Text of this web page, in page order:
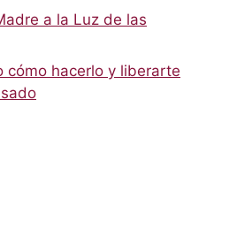
a la Luz de las
cómo hacerlo y liberarte